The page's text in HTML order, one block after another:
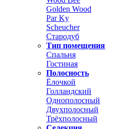
Golden Wood
Par Ky
Scheucher
Стародуб
Тип помещения
Спальня
Гостиная
Полосность
Ёлочкой
Голландский
Однополосный
Двухполосный
Трёхполосный